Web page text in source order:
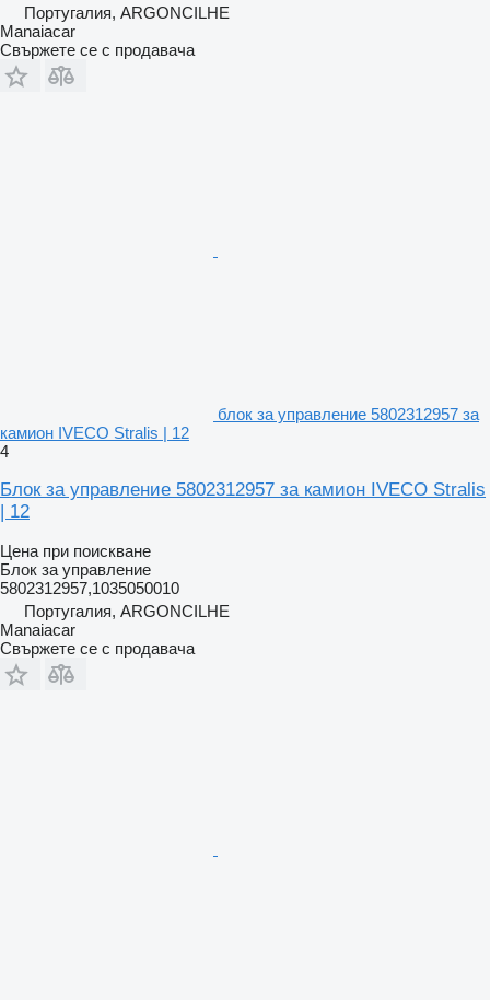
Португалия, ARGONCILHE
Manaiacar
Свържете се с продавача
блок за управление 5802312957 за
камион IVECO Stralis | 12
4
Блок за управление 5802312957 за камион IVECO Stralis
| 12
Цена при поискване
Блок за управление
5802312957,1035050010
Португалия, ARGONCILHE
Manaiacar
Свържете се с продавача